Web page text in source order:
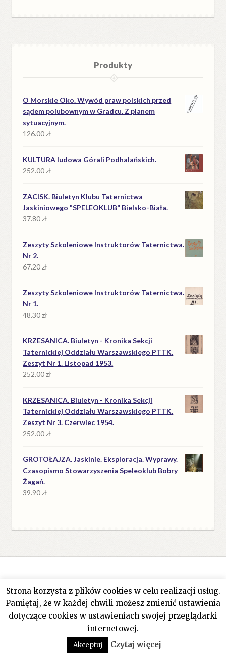
Produkty
O Morskie Oko. Wywód praw polskich przed
sądem polubownym w Gradcu. Z planem
sytuacyjnym.
126.00zł
KULTURA ludowa Górali Podhalańskich.
252.00zł
ZACISK. Biuletyn Klubu Taternictwa
Jaskiniowego "SPELEOKLUB" Bielsko-Biała.
37.80zł
Zeszyty Szkoleniowe Instruktorów Taternictwa.
Nr 2.
67.20zł
Zeszyty Szkoleniowe Instruktorów Taternictwa.
Nr 1.
48.30zł
KRZESANICA. Biuletyn - Kronika Sekcji
Taternickiej Oddziału Warszawskiego PTTK.
Zeszyt Nr 1. Listopad 1953.
252.00zł
KRZESANICA. Biuletyn - Kronika Sekcji
Taternickiej Oddziału Warszawskiego PTTK.
Zeszyt Nr 3. Czerwiec 1954.
252.00zł
GROTOŁAJZA. Jaskinie. Eksploracja. Wyprawy.
Czasopismo Stowarzyszenia Speleoklub Bobry
Żagań.
39.90zł
© Antykwariat Filar 2026
Polityka prywatności
Stworzone z WooCommerce.
Strona korzysta z plików cookies w celu realizacji usług.
Pamiętaj, że w każdej chwili możesz zmienić ustawienia
dotyczące cookies w ustawieniach swojej przeglądarki
internetowej.
Akceptuj Czytaj więcej